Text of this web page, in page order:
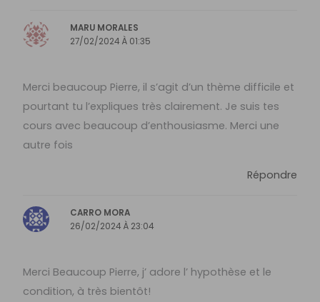
MARU MORALES
27/02/2024 À 01:35
Merci beaucoup Pierre, il s’agit d’un thème difficile et
pourtant tu l’expliques très clairement. Je suis tes
cours avec beaucoup d’enthousiasme. Merci une
autre fois
Répondre
CARRO MORA
26/02/2024 À 23:04
Merci Beaucoup Pierre, j’ adore l’ hypothèse et le
condition, à très bientôt!